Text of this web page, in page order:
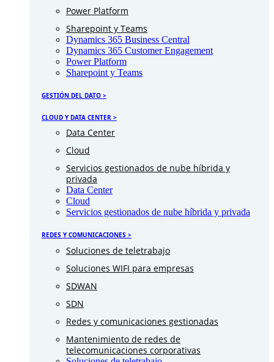
Power Platform
Sharepoint y Teams
Dynamics 365 Business Central
Dynamics 365 Customer Engagement
Power Platform
Sharepoint y Teams
GESTIÓN DEL DATO >
CLOUD Y DATA CENTER >
Data Center
Cloud
Servicios gestionados de nube híbrida y
privada
Data Center
Cloud
Servicios gestionados de nube híbrida y privada
REDES Y COMUNICACIONES >
Soluciones de teletrabajo
Soluciones WIFI para empresas
SDWAN
SDN
Redes y comunicaciones gestionadas
Mantenimiento de redes de
telecomunicaciones corporativas